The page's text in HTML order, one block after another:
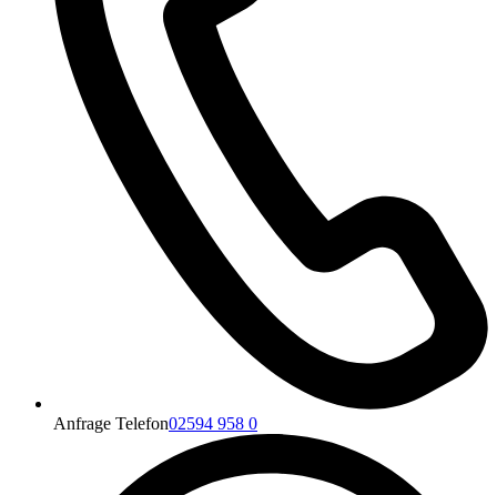
Anfrage Telefon02594 958 0